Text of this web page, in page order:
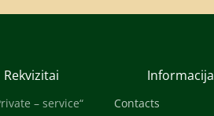
Rekvizitai
– service“
Informacija
Contacts